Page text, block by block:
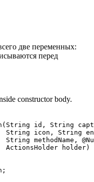
две переменных:
перед
constructor body.
id, String
String icon, String
String methodName,
ActionsHolder holder)